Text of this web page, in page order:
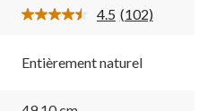
évaluations
4.5 Lire
commentaires.
(102)
Entièrement naturel